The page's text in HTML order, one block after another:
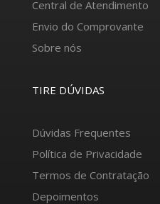
Central de Atendimento
Envio do Comprovante
Sobre nós
TIRE DÚVIDAS
Dúvidas Frequentes
Política de Privacidade
Termos de Contratação
Depoimentos